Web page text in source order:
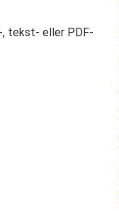
tekst- eller PDF-